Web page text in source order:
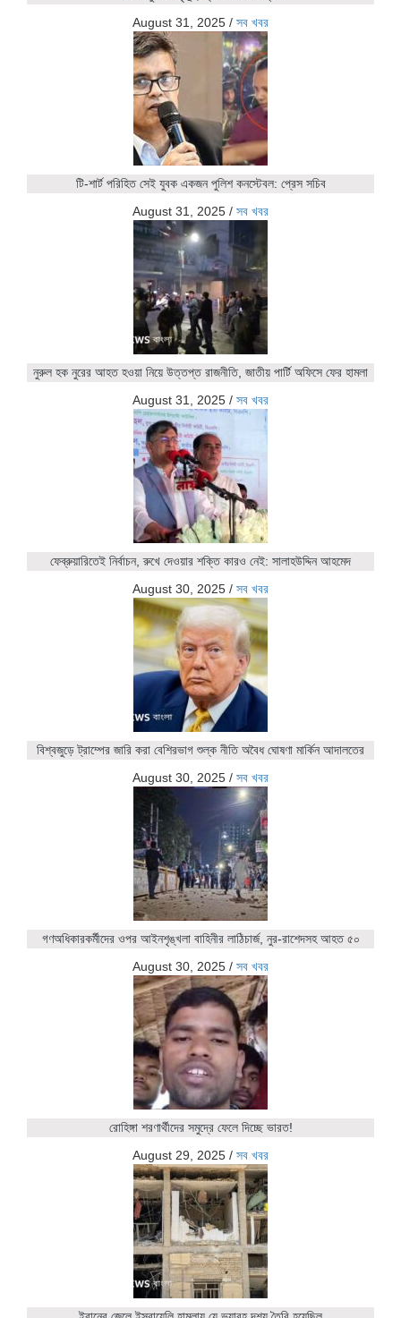
August 31, 2025 / সব খবর
টি-শার্ট পরিহিত সেই যুবক একজন পুলিশ কনস্টেবল: প্রেস সচিব
August 31, 2025 / সব খবর
নুরুল হক নুরের আহত হওয়া নিয়ে উত্তপ্ত রাজনীতি, জাতীয় পার্টি অফিসে ফের হামলা
August 31, 2025 / সব খবর
ফেব্রুয়ারিতেই নির্বাচন, রুখে দেওয়ার শক্তি কারও নেই: সালাহউদ্দিন আহমেদ
August 30, 2025 / সব খবর
বিশ্বজুড়ে ট্রাম্পের জারি করা বেশিরভাগ শুল্ক নীতি অবৈধ ঘোষণা মার্কিন আদালতের
August 30, 2025 / সব খবর
গণঅধিকারকর্মীদের ওপর আইনশৃঙ্খলা বাহিনীর লাঠিচার্জ, নুর-রাশেদসহ আহত ৫০
August 30, 2025 / সব খবর
রোহিঙ্গা শরণার্থীদের সমুদ্রে ফেলে দিচ্ছে ভারত!
August 29, 2025 / সব খবর